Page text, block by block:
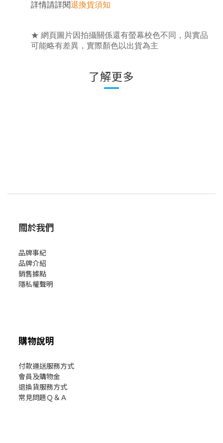
詳情請詳閱退換貨須知
★ 網頁圖片因拍攝關係還有螢幕校色不同，與實品
可能略有差異，實際顏色以出貨為主
了解更多
關於我們
品牌事紀
品牌介紹
銷售據點
隱私權聲明
購物說明
付款運送服務方式
會員及購物金
退換貨服務方式
常見問題Ｑ＆Ａ